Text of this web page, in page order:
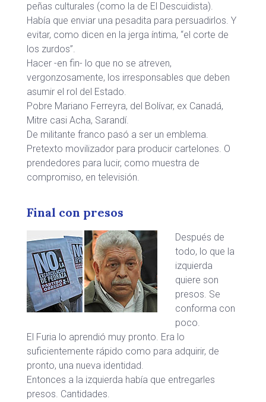
peñas culturales (como la de El Descuidista).
Había que enviar una pesadita para persuadirlos. Y
evitar, como dicen en la jerga íntima, “el corte de
los zurdos”.
Hacer -en fin- lo que no se atreven,
vergonzosamente, los irresponsables que deben
asumir el rol del Estado.
Pobre Mariano Ferreyra, del Bolívar, ex Canadá,
Mitre casi Acha, Sarandí.
De militante franco pasó a ser un emblema.
Pretexto movilizador para producir cartelones. O
prendedores para lucir, como muestra de
compromiso, en televisión.
Final con presos
Después de
todo, lo que la
izquierda
quiere son
presos. Se
conforma con
poco.
El Furia lo aprendió muy pronto. Era lo
suficientemente rápido como para adquirir, de
pronto, una nueva identidad.
Entonces a la izquierda había que entregarles
presos. Cantidades.